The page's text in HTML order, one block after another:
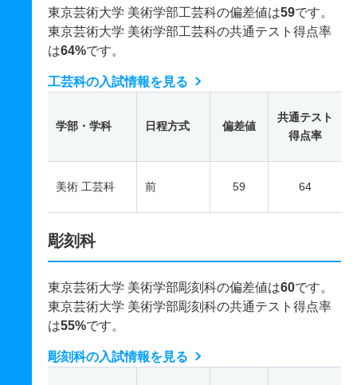
東京芸術大学 美術学部工芸科の偏差値は59です。
東京芸術大学 美術学部工芸科の共通テスト得点率
は64%です。
工芸科の入試情報を見る
学部・学科 日程方式 偏差値
共通テスト
得点率
美術 工芸科 前 59 64
彫刻科
東京芸術大学 美術学部彫刻科の偏差値は60です。
東京芸術大学 美術学部彫刻科の共通テスト得点率
は55%です。
彫刻科の入試情報を見る